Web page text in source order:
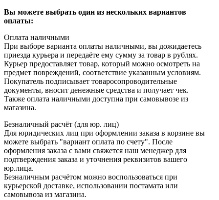
Вы можете выбрать один из нескольких вариантов
оплаты:
Оплата наличными
При выборе варианта оплаты наличными, вы дожидаетесь
приезда курьера и передаёте ему сумму за товар в рублях.
Курьер предоставляет товар, который можно осмотреть на
предмет повреждений, соответствие указанным условиям.
Покупатель подписывает товаросопроводительные
документы, вносит денежные средства и получает чек.
Также оплата наличными доступна при самовывозе из
магазина.
Безналичный расчёт (для юр. лиц)
Для юридических лиц при оформлении заказа в корзине вы
можете выбрать "вариант оплата по счету". После
оформления заказа с вами свяжется наш менеджер для
подтверждения заказа и уточнения реквизитов вашего
юр.лица.
Безналичным расчётом можно воспользоваться при
курьерской доставке, использовании постамата или
самовывоза из магазина.